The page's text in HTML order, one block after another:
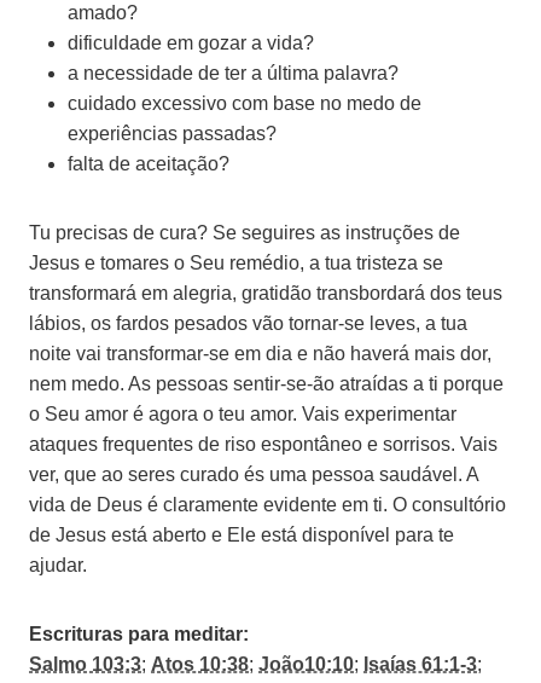
amado?
dificuldade em gozar a vida?
a necessidade de ter a última palavra?
cuidado excessivo com base no medo de
experiências passadas?
falta de aceitação?
Tu precisas de cura? Se seguires as instruções de
Jesus e tomares o Seu remédio, a tua tristeza se
transformará em alegria, gratidão transbordará dos teus
lábios, os fardos pesados vão tornar-se leves, a tua
noite vai transformar-se em dia e não haverá mais dor,
nem medo. As pessoas sentir-se-ão atraídas a ti porque
o Seu amor é agora o teu amor. Vais experimentar
ataques frequentes de riso espontâneo e sorrisos. Vais
ver, que ao seres curado és uma pessoa saudável. A
vida de Deus é claramente evidente em ti. O consultório
de Jesus está aberto e Ele está disponível para te
ajudar.
Escrituras para meditar:
Salmo 103:3; Atos 10:38; João10:10; Isaías 61:1-3;